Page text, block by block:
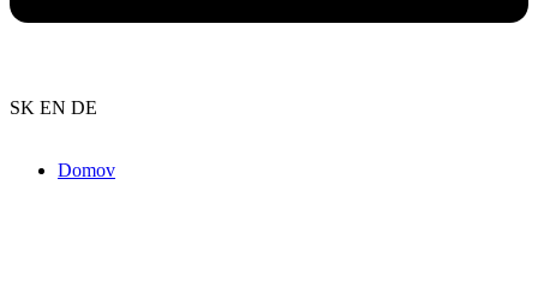
SK EN DE
Domov